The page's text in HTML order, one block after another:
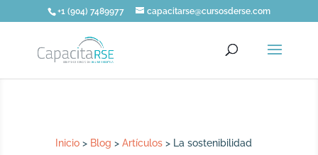
+1 (904) 7489977 capacitarse@cursosderse.com
Inicio > Blog >Artículos > La sostenibilidad